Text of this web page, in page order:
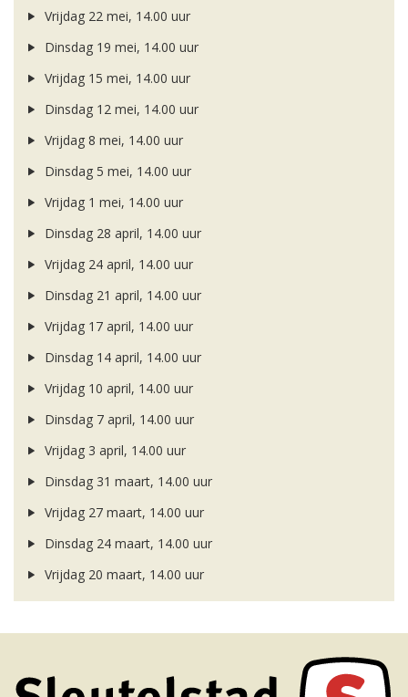
Vrijdag 22 mei, 14.00 uur
Dinsdag 19 mei, 14.00 uur
Vrijdag 15 mei, 14.00 uur
Dinsdag 12 mei, 14.00 uur
Vrijdag 8 mei, 14.00 uur
Dinsdag 5 mei, 14.00 uur
Vrijdag 1 mei, 14.00 uur
Dinsdag 28 april, 14.00 uur
Vrijdag 24 april, 14.00 uur
Dinsdag 21 april, 14.00 uur
Vrijdag 17 april, 14.00 uur
Dinsdag 14 april, 14.00 uur
Vrijdag 10 april, 14.00 uur
Dinsdag 7 april, 14.00 uur
Vrijdag 3 april, 14.00 uur
Dinsdag 31 maart, 14.00 uur
Vrijdag 27 maart, 14.00 uur
Dinsdag 24 maart, 14.00 uur
Vrijdag 20 maart, 14.00 uur